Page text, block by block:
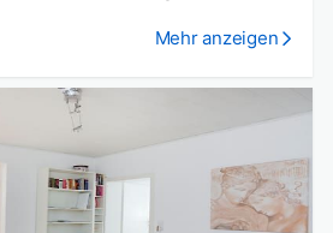
Mehr anzeigen